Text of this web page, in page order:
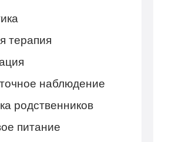
терапия
наблюдение
родственников
питание